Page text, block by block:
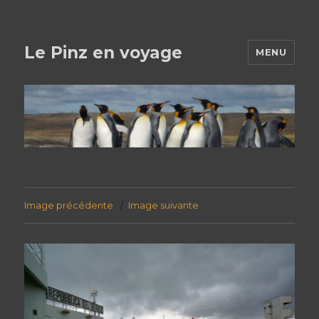
Le Pinz en voyage MENU
Image précédente Image suivante